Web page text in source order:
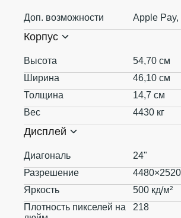
Доп. возможности Apple Pay,
Корпус
Высота
54,70 см
Ширина
46,10 см
Толщина
14,7 см
Вес
4430 кг
Дисплей
Диагональ
24"
Разрешение
4480×2520
Яркость
500 кд/м²
Плотность пикселей на
218